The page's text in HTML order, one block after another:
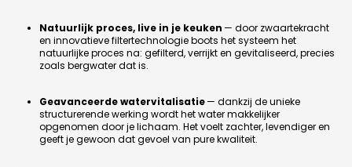
Natuurlijk proces, live in je keuken — door zwaartekracht
en innovatieve filtertechnologie boots het systeem het
natuurlijke proces na: gefilterd, verrijkt en gevitaliseerd, precies
zoals bergwater dat is.
Geavanceerde watervitalisatie— dankzij de unieke
structurerende werking wordt het water makkelijker
opgenomen door je lichaam. Het voelt zachter, levendiger en
geeft je gewoon dat gevoel van pure kwaliteit.